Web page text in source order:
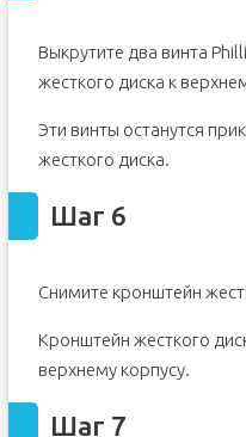
Выкрутите два винта
жесткого диска к
Эти винты останутся
жесткого диска.
Шаг 6
Снимите кронштейн
Кронштейн жесткого
верхнему корпусу.
Шаг 7